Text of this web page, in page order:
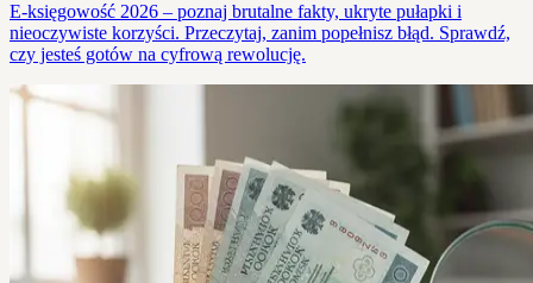
E-księgowość 2026 – poznaj brutalne fakty, ukryte pułapki i
nieoczywiste korzyści. Przeczytaj, zanim popełnisz błąd. Sprawdź,
czy jesteś gotów na cyfrową rewolucję.